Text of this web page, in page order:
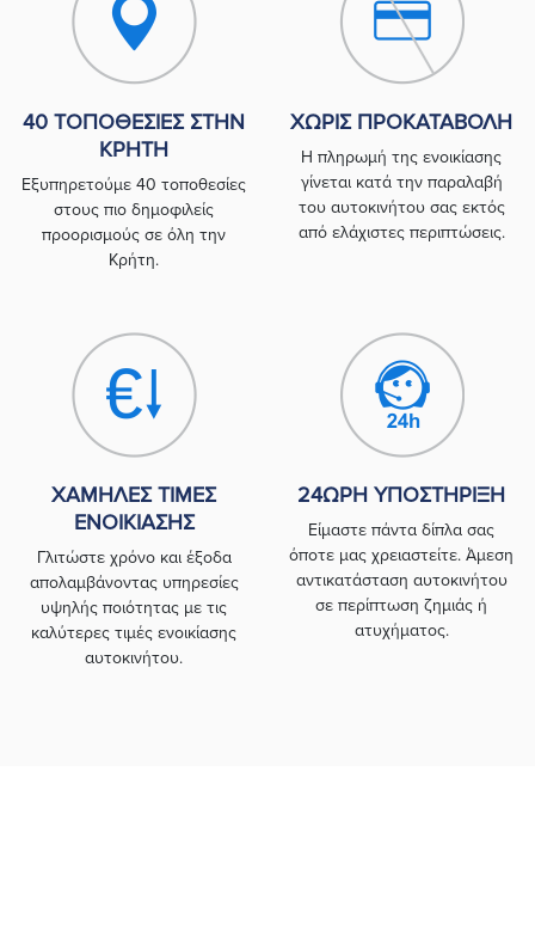
40 ΤΟΠΟΘΕΣΊΕΣ ΣΤΗΝ
ΚΡΉΤΗ
Εξυπηρετούμε 40 τοποθεσίες
στους πιο δημοφιλείς
προορισμούς σε όλη την
Κρήτη.
ΧΩΡΊΣ ΠΡΟΚΑΤΑΒΟΛΉ
Η πληρωμή της ενοικίασης
γίνεται κατά την παραλαβή
του αυτοκινήτου σας εκτός
από ελάχιστες περιπτώσεις.
ΧΑΜΗΛΈΣ ΤΙΜΈΣ
ΕΝΟΙΚΊΑΣΗΣ
Γλιτώστε χρόνο και έξοδα
απολαμβάνοντας υπηρεσίες
υψηλής ποιότητας με τις
καλύτερες τιμές ενοικίασης
αυτοκινήτου.
24ΩΡΗ ΥΠΟΣΤΉΡΙΞΗ
Είμαστε πάντα δίπλα σας
όποτε μας χρειαστείτε. Άμεση
αντικατάσταση αυτοκινήτου
σε περίπτωση ζημιάς ή
ατυχήματος.